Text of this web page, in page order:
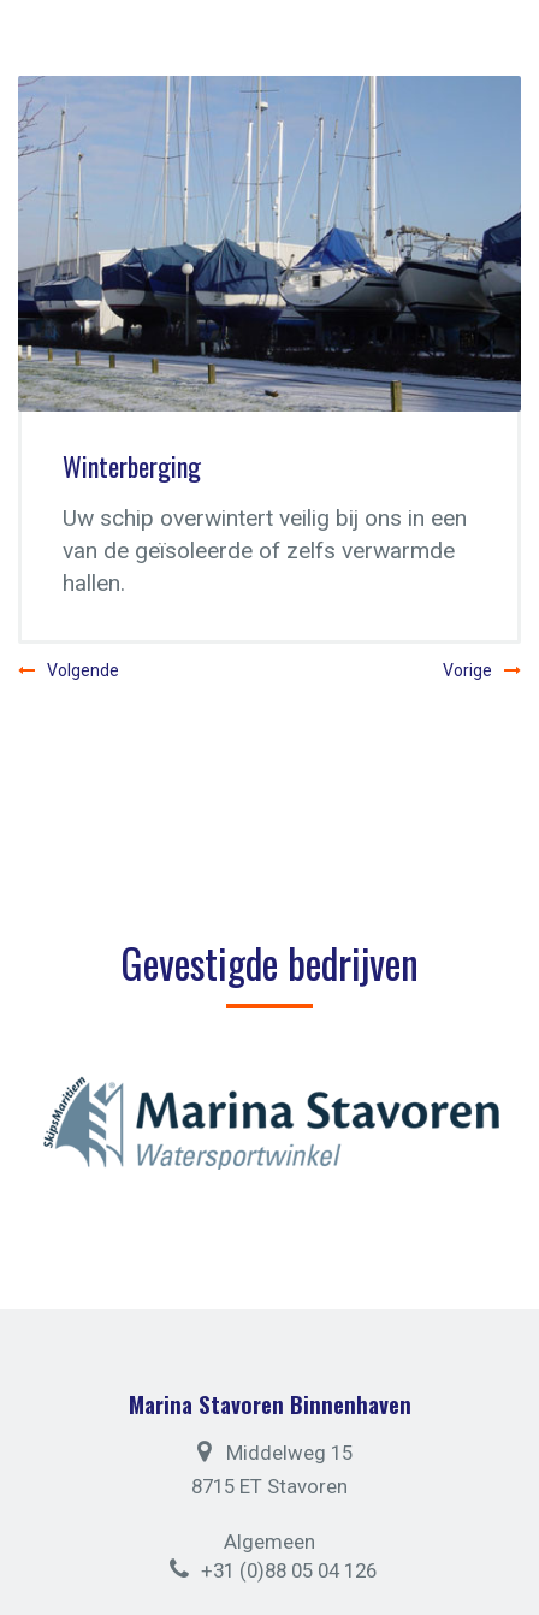
Ligplaatsen
Onze veelzijdige jachthavens direct
gelegen in een waar watersportparadijs.
Volgende Vorige
Gevestigde bedrijven
Marina Stavoren Binnenhaven
Middelweg 15
8715 ET Stavoren
Algemeen
+31 (0)88 05 04 126